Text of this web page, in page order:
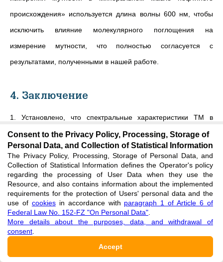
происхождения» используется длина волны 600 нм, чтобы
исключить влияние молекулярного поглощения на
измерение мутности, что полностью согласуется с
результатами, полученными в нашей работе.
4. Заключение
1. Установлено, что спектральные характеристики ТМ в
видимой области спектра обусловлены молекулярным
поглощением ароматических соединений (область 400-600
нм) и рассеянием света на длинах волн 600-800 нм на
непоглощающих в этой области частицах, возникающих в ТМ
в процессе окисления.
2. В процессе старения возрастает концентрация
ароматических соединений и изменяется структура молекул
ароматических соединений, что приводит к возрастанию
Consent to the Privacy Policy, Processing, Storage of
Personal Data, and Collection of Statistical Information
The Privacy Policy, Processing, Storage of Personal Data, and
Collection of Statistical Information defines the Operator's policy
regarding the processing of User Data when they use the
Resource, and also contains information about the implemented
requirements for the protection of Users' personal data and the
use of cookiesin accordance with paragraph 1 of Article 6 of
Federal Law No. 152-FZ "On Personal Data"
More details about the purposes, data, and withdrawal of
consent
Accept